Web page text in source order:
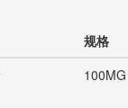
规格
100MG